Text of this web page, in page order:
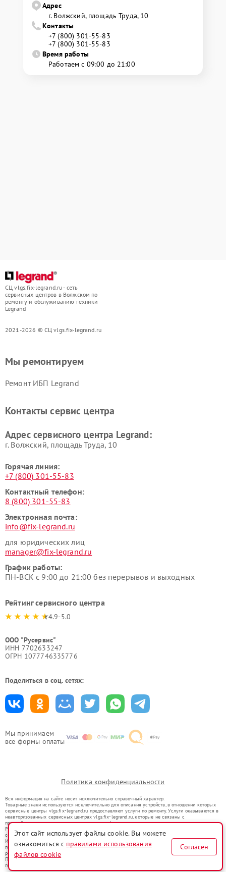
Адрес
г. Волжский, площадь Труда, 10
Контакты
+7 (800) 301-55-83
+7 (800) 301-55-83
Время работы
Работаем с 09:00 до 21:00
СЦ vlgs.fix-legrand.ru - сеть
сервисных центров в Волжском по
ремонту и обслуживанию техники
Legrand
2021-2026 © СЦ vlgs.fix-legrand.ru
Мы принимаем
все формы оплаты
Мы ремонтируем
Ремонт ИБП Legrand
Контакты сервис центра
Адрес сервисного центра Legrand:
г. Волжский, площадь Труда, 10
Горячая линия:
+7 (800) 301-55-83
Контактный телефон:
8 (800) 301-55-83
Электронная почта:
info@fix-legrand.ru
для юридических лиц
manager@fix-legrand.ru
График работы:
ПН-ВСК с 9:00 до 21:00 без перерывов и выходных
Рейтинг сервисного центра
4.9-5.0
ООО "Русервис"
ИНН 7702633247
ОГРН 1077746335776
Поделиться в соц. сетях:
Политика конфиденциальности
Вся информация на сайте носит исключительно справочный характер.
Товарные знаки используются исключительно для описания устройств, в отношении которых
сервисные центры vlgs.fix-legrand.ru предоставляют услуги по ремонту. Услуги оказываются в
неавторизованных сервисных центрах vlgs.fix-legrand.ru, которые не связаны с
правообладателями товарных знаков или их официальными представителями.
Ремонт осуществляется для устройств, уже введенных в гражданский оборот в соответствии
со статьей 1487 ГК РФ.
Использование товарных знаков не преследует цели индивидуализации услуг или введения
потребителей в заблуждение, а служит для информирования о предоставляемых услугах по
ремонту техники указанных брендов.
Представленная на сайте информация не является публичной офертой, определяемой
положениями Статьи 437(2) Гражданского кодекса РФ
Этот сайт использует файлы cookie. Вы можете
ознакомиться с правилами использования
файлов cookie
Согласен